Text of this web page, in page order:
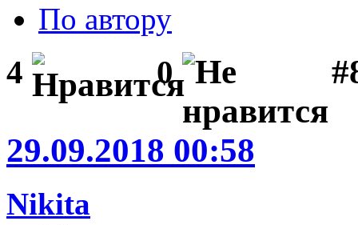
По автору
4 0
29.09.2018 00:58
Nikita